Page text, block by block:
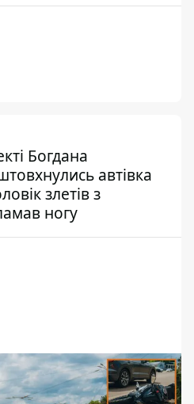
Богдана
автівка
злетів з
ногу